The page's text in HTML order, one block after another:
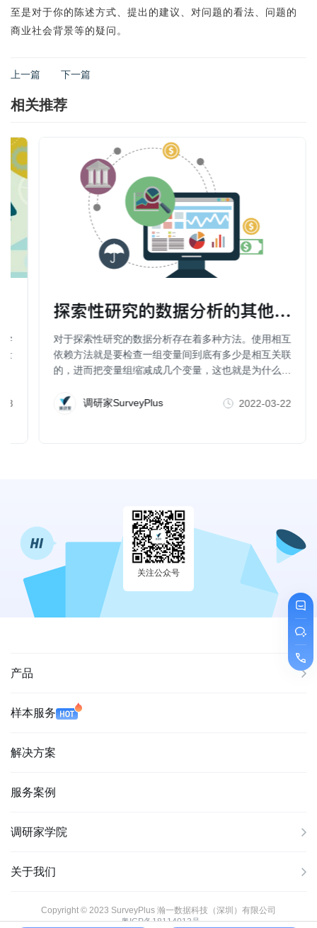
至是对于你的陈述方式、提出的建议、对问题的看法、问题的
商业社会背景等的疑问。
上一篇 下一篇
相关推荐
学
量
探索性研究的数据分析的其他方法（
对于探索性研究的数据分析存在着多种方法。使用相互
依赖方法就是要检查一组变量间到底有多少是相互关联
的，进而把变量组缩减成几个变量，这也就是为什么一
化方法。调研家SurveyPlus 2022-03-22
关注公众号
产品
样本服务
解决方案
服务案例
调研家学院
关于我们
Copyright © 2023 SurveyPlus 瀚一数据科技（深圳）有限公司
粤ICP备18114013号